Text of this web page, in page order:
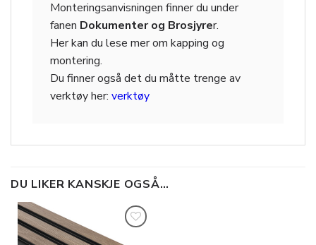
Monteringsanvisningen finner du under
fanen Dokumenter og Brosjyrer.
Her kan du lese mer om kapping og
montering.
Du finner også det du måtte trenge av
verktøy her: verktøy
DU LIKER KANSKJE OGSÅ…